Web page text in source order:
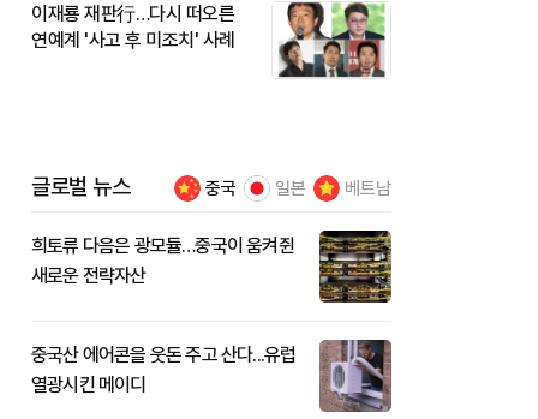
이재룡 재판行…다시 떠오른
연예계 '사고 후 미조치' 사례
글로벌 뉴스 중국 일본 베트남
희토류 다음은 광모듈…중국이 움켜쥔
새로운 전략자산
중국산 에어콘을 웃돈 주고 산다...유럽
열광시킨 메이디